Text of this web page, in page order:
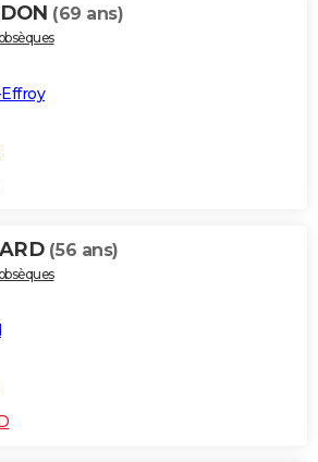
(69 ans)
(56 ans)